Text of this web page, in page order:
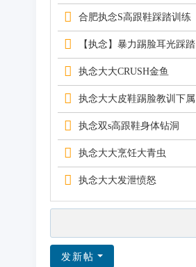
合肥执念S高跟鞋踩踏训练
【执念】暴力踢脸耳光踩踏
执念大大CRUSH金鱼
执念大大皮鞋踢脸教训下属
执念双s高跟鞋身体钻洞
执念大大烹饪大青虫
执念大大发泄愤怒
发新帖